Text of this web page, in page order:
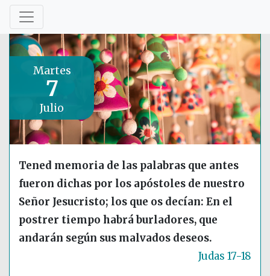
Martes
7
Julio
Tened memoria de las palabras que antes
fueron dichas por los apóstoles de nuestro
Señor Jesucristo; los que os decían: En el
postrer tiempo habrá burladores, que
andarán según sus malvados deseos.
Judas 17-18